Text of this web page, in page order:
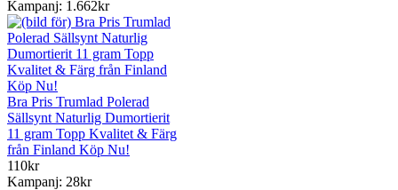
Kampanj: 1.662kr
Bra Pris Trumlad Polerad
Sällsynt Naturlig Dumortierit
11 gram Topp Kvalitet & Färg
från Finland Köp Nu!
110kr
Kampanj: 28kr